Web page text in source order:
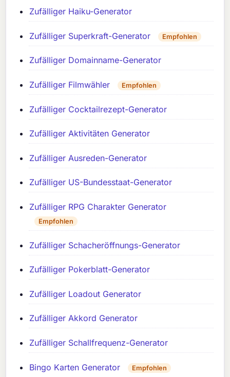
Zufälliger Haiku-Generator
Zufälliger Superkraft-Generator Empfohlen
Zufälliger Domainname-Generator
Zufälliger Filmwähler Empfohlen
Zufälliger Cocktailrezept-Generator
Zufälliger Aktivitäten Generator
Zufälliger Ausreden-Generator
Zufälliger US-Bundesstaat-Generator
Zufälliger RPG Charakter Generator
Empfohlen
Zufälliger Schacheröffnungs-Generator
Zufälliger Pokerblatt-Generator
Zufälliger Loadout Generator
Zufälliger Akkord Generator
Zufälliger Schallfrequenz-Generator
Bingo Karten Generator Empfohlen